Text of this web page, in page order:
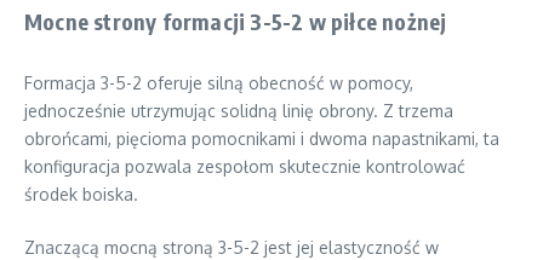
Mocne strony formacji 3-5-2 w piłce nożnej
Formacja 3-5-2 oferuje silną obecność w pomocy,
jednocześnie utrzymując solidną linię obrony. Z trzema
obrońcami, pięcioma pomocnikami i dwoma napastnikami, ta
konfiguracja pozwala zespołom skutecznie kontrolować
środek boiska.
Znaczącą mocną stroną 3-5-2 jest jej elastyczność w